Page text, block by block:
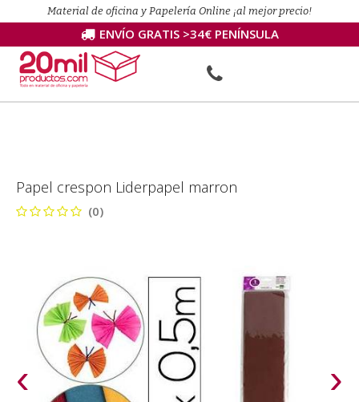
Material de oficina y Papelería Online ¡al mejor precio!
ENVÍO GRATIS >34€ PENÍNSULA
Papel crespon Liderpapel marron
(0)
‹ ›